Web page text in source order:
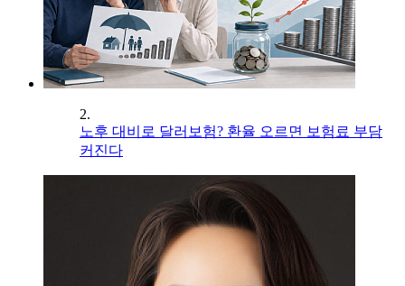
2.
노후 대비로 달러보험? 환율 오르면 보험료 부담
커진다